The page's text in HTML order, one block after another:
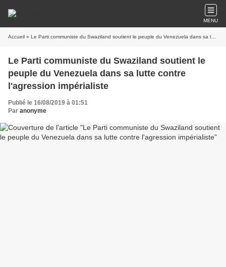
MENU
Accueil » Le Parti communiste du Swaziland soutient le peuple du Venezuela dans sa lutte contre l'agression impérialiste
Le Parti communiste du Swaziland soutient le
peuple du Venezuela dans sa lutte contre
l'agression impérialiste
Publié le 16/08/2019 à 01:51
Par anonyme